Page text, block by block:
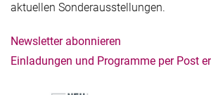
aktuellen Sonderausstellungen.
Newsletter abonnieren
Einladungen und Programme per Post